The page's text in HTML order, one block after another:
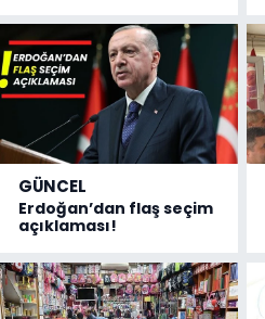
GÜNCEL
Erdoğan’dan flaş seçim
açıklaması!